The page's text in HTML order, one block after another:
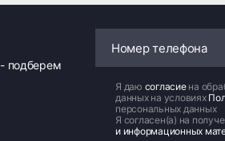
подберем
Я даю согласие на
данных на условиях
персональных данных
Я согласен(а) на
и информационных